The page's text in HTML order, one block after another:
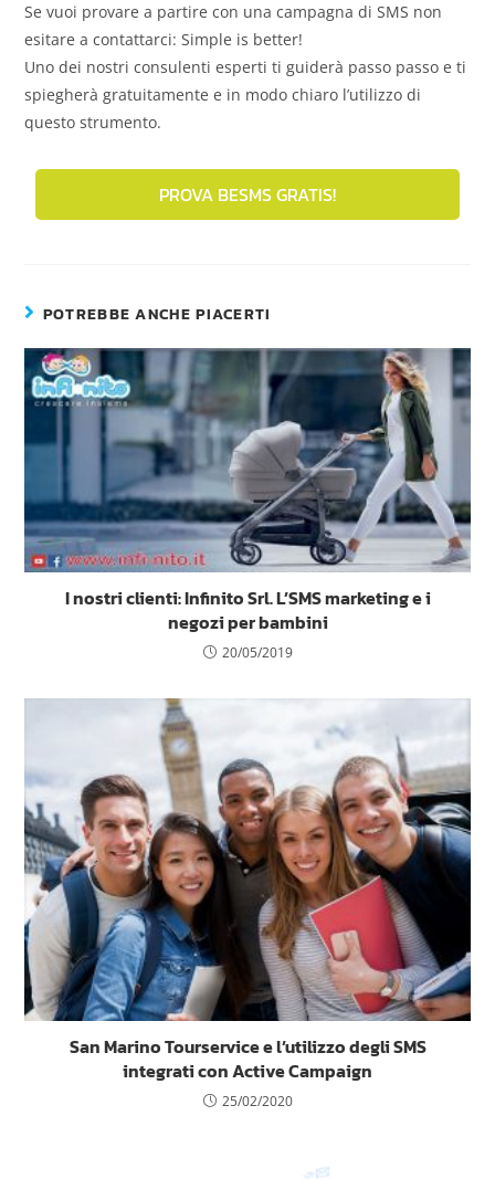
Se vuoi provare a partire con una campagna di SMS non
esitare a contattarci: Simple is better!
Uno dei nostri consulenti esperti ti guiderà passo passo e ti
spiegherà gratuitamente e in modo chiaro l’utilizzo di
questo strumento.
PROVA BESMS GRATIS!
POTREBBE ANCHE PIACERTI
I nostri clienti: Infinito Srl. L’SMS marketing e i
negozi per bambini
20/05/2019
San Marino Tourservice e l’utilizzo degli SMS
integrati con Active Campaign
25/02/2020